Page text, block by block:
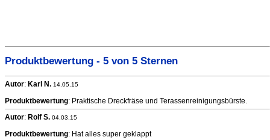
Produktbewertung - 5 von 5 Sternen
Autor: Karl N. 14.05.15
Produktbewertung: Praktische Dreckfräse und Terassenreinigungsbürste.
Autor: Rolf S. 04.03.15
Produktbewertung: Hat alles super geklappt